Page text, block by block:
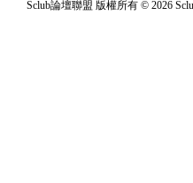
Sclub論壇聯盟 版權所有 © 2026